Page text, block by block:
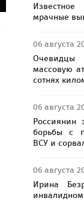
мрачные
06 августа
массовую
сотнях
06 августа
борьбы с
ВСУ и
06 августа
Ирина
инвалидном